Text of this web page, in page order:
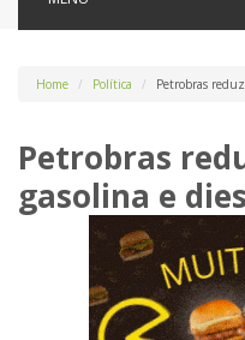
Home Política Petrobras
Petrobras
gasolina e